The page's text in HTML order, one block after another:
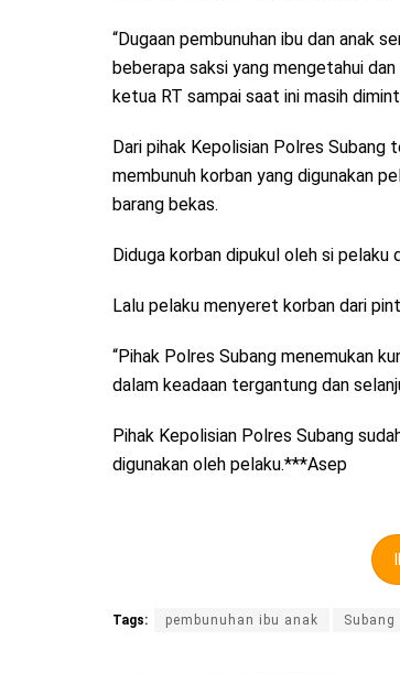
“Dugaan pembunuhan ibu dan anak
beberapa saksi yang mengetahui
ketua RT sampai saat ini masih
Dari pihak Kepolisian Polres Subang
membunuh korban yang digunakan
barang bekas.
Diduga korban dipukul oleh si pelaku
Lalu pelaku menyeret korban dari
“Pihak Polres Subang menemukan
dalam keadaan tergantung dan
Pihak Kepolisian Polres Subang
digunakan oleh pelaku.***Asep
Tags: pembunuhan ibu anak Subang